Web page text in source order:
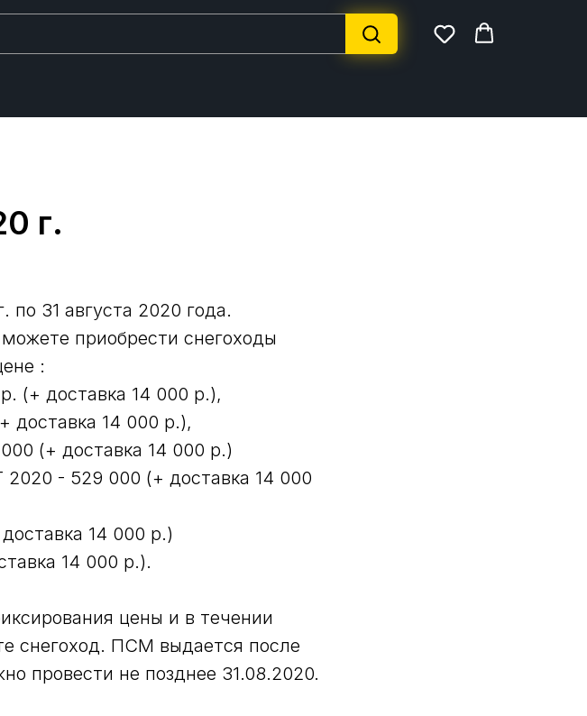
г.
по 31 августа 2020 года.
приобрести снегоходы
:
(+ доставка 14 000 р.),
доставка 14 000 р.),
(+ доставка 14 000 р.)
2020 - 529 000 (+ доставка 14 000
14 000 р.)
14 000 р.).
цены и в течении
снегоход. ПСМ выдается после
провести не позднее 31.08.2020.